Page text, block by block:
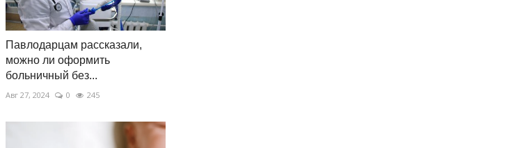
Павлодарцам рассказали,
можно ли оформить
больничный без...
Авг 27, 2024 0 245